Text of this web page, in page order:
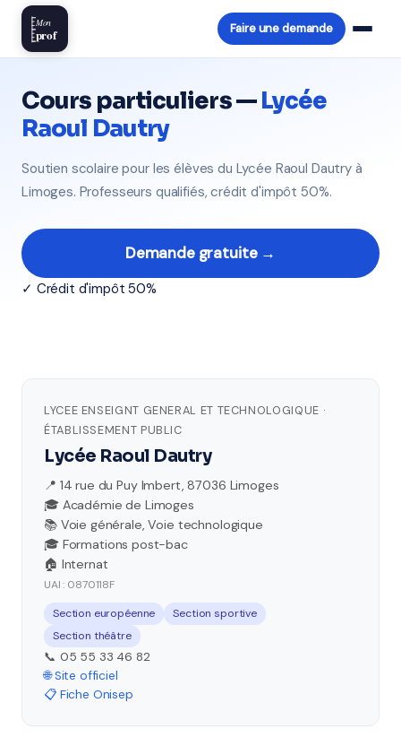
Mon
prof Faire une demande
Cours particuliers —Lycée
Raoul Dautry
Soutien scolaire pour les élèves du Lycée Raoul Dautry à
Limoges. Professeurs qualifiés, crédit d'impôt 50%.
Demande gratuite →
✓ Crédit d'impôt 50%
LYCEE ENSEIGNT GENERAL ET TECHNOLOGIQUE ·
ÉTABLISSEMENT PUBLIC
Lycée Raoul Dautry
📍 14 rue du Puy Imbert, 87036 Limoges
🎓 Académie de Limoges
📚 Voie générale, Voie technologique
🎓 Formations post-bac
🏠 Internat
UAI : 0870118F
Section européenne
Section sportive
Section théâtre
📞 05 55 33 46 82
🌐 Site officiel
📋 Fiche Onisep